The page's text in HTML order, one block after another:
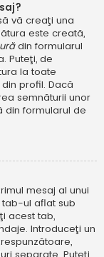
vă creaţi una
este creată,
din formularul
Puteţi, de
la toate
profil. Dacă
semnăturii unor
din formularul de
mesaj al unui
tab-ul aflat sub
acest tab,
Introduceţi un